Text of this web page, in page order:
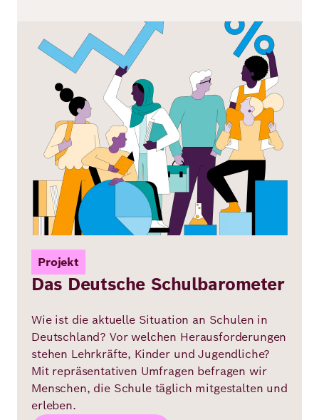
Projekt
Das Deutsche Schulbarometer
Wie ist die aktuelle Situation an Schulen in
Deutschland? Vor welchen Herausforderungen
stehen Lehrkräfte, Kinder und Jugendliche?
Mit repräsentativen Umfragen befragen wir
Menschen, die Schule täglich mitgestalten und
erleben.